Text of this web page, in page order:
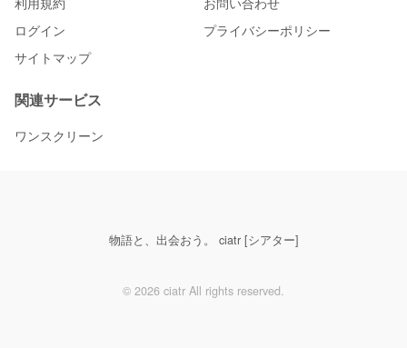
ログイン
プライバシーポリシー
サイトマップ
関連サービス
ワンスクリーン
物語と、出会おう。 ciatr [シアター]
© 2026 ciatr All rights reserved.